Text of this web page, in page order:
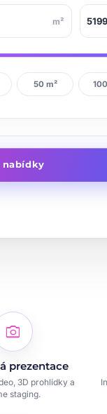
m²
50 m²
nabídky
photo_camera
prezentace
3D prohlídky a
staging.